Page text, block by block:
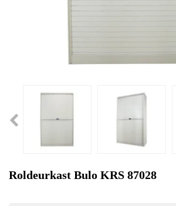
Roldeurkast Bulo KRS 87028